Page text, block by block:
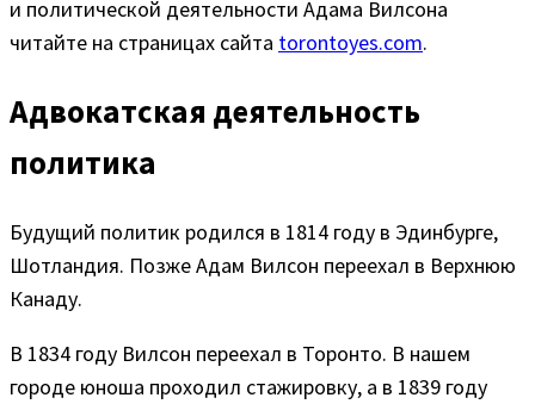
и политической деятельности Адама Вилсона
читайте на страницах сайта torontoyes.com.
Адвокатская деятельность
политика
Будущий политик родился в 1814 году в Эдинбурге,
Шотландия. Позже Адам Вилсон переехал в Верхнюю
Канаду.
В 1834 году Вилсон переехал в Торонто. В нашем
городе юноша проходил стажировку, а в 1839 году